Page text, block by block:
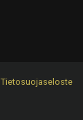
Tietosuojaseloste